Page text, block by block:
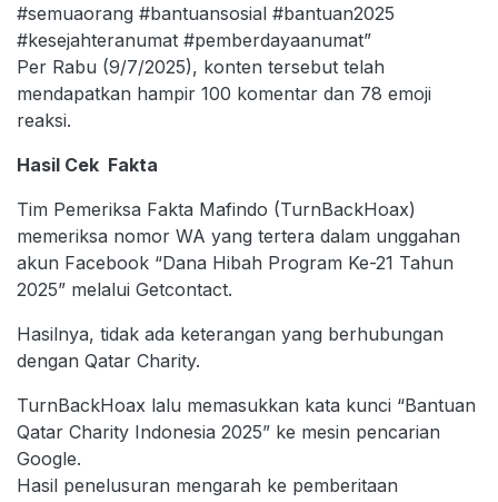
#semuaorang #bantuansosial #bantuan2025
#kesejahteranumat #pemberdayaanumat”
Per Rabu (9/7/2025), konten tersebut telah
mendapatkan hampir 100 komentar dan 78 emoji
reaksi.
Hasil Cek Fakta
Tim Pemeriksa Fakta Mafindo (TurnBackHoax)
memeriksa nomor WA yang tertera dalam unggahan
akun Facebook “Dana Hibah Program Ke-21 Tahun
2025” melalui Getcontact.
Hasilnya, tidak ada keterangan yang berhubungan
dengan Qatar Charity.
TurnBackHoax lalu memasukkan kata kunci “Bantuan
Qatar Charity Indonesia 2025” ke mesin pencarian
Google.
Hasil penelusuran mengarah ke pemberitaan